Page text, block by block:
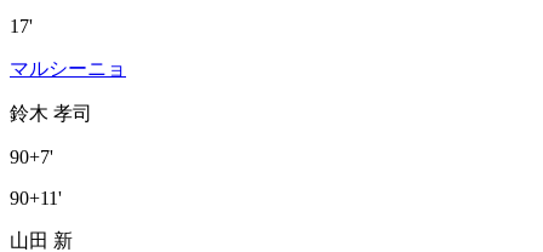
17'
マルシーニョ
鈴木 孝司
90+7'
90+11'
山田 新